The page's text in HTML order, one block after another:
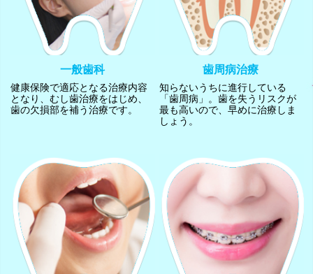
一般歯科
健康保険で適応となる治療内容
となり、むし歯治療をはじめ、
歯の欠損部を補う治療です。
歯周病治療
知らないうちに進行している
「歯周病」。歯を失うリスクが
最も高いので、早めに治療しま
しょう。